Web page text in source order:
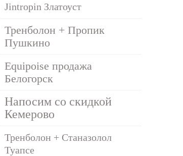
Jintropin Златоуст
Тренболон + Пропик
Пушкино
Equipoise продажа
Белогорск
Напосим со скидкой
Кемерово
Тренболон + Станазолол
Туапсе